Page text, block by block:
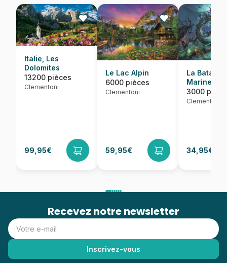
Italie, Les
Dolomites
13200 pièces
Clementoni
99,95€
Le Lac Alpin
6000 pièces
Clementoni
59,95€
La Bataille
Marine
3000
Clementoni
34,95€
Recevez notre newsletter